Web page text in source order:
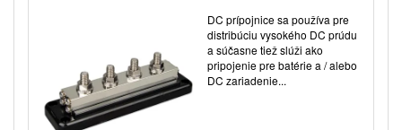
DC prípojnice sa používa pre
distribúciu vysokého DC prúdu
a súčasne tiež slúži ako
pripojenie pre batérie a / alebo
DC zariadenie...